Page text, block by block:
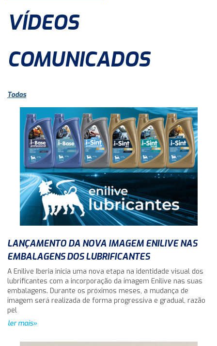
VÍDEOS
COMUNICADOS
Todas
LANÇAMENTO DA NOVA IMAGEM ENILIVE NAS
EMBALAGENS DOS LUBRIFICANTES
A Enilive Iberia inicia uma nova etapa na identidade visual dos
lubrificantes com a incorporação da imagem Enilive nas suas
embalagens. Durante os próximos meses, a mudança de
imagem será realizada de forma progressiva e gradual, razão
pel
ler mais»